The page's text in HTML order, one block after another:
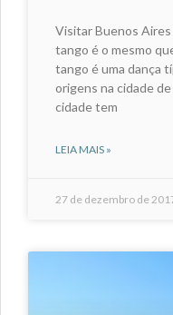
Visitar Buenos
tango é o mesmo
tango é uma dança
origens na cidade
cidade tem
LEIA MAIS »
27 de dezembro de